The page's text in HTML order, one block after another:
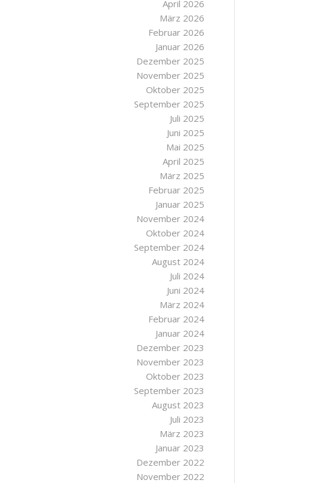
April 2026
März 2026
Februar 2026
Januar 2026
Dezember 2025
November 2025
Oktober 2025
September 2025
Juli 2025
Juni 2025
Mai 2025
April 2025
März 2025
Februar 2025
Januar 2025
November 2024
Oktober 2024
September 2024
August 2024
Juli 2024
Juni 2024
März 2024
Februar 2024
Januar 2024
Dezember 2023
November 2023
Oktober 2023
September 2023
August 2023
Juli 2023
März 2023
Januar 2023
Dezember 2022
November 2022